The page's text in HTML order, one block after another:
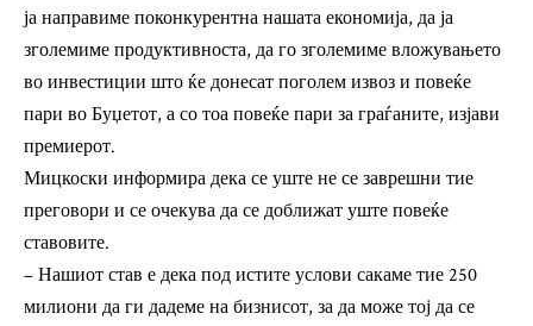
ја направиме поконкурентна нашата економија, да ја
зголемиме продуктивноста, да го зголемиме вложувањето
во инвестиции што ќе донесат поголем извоз и повеќе
пари во Буџетот, а со тоа повеќе пари за граѓаните, изјави
премиерот.
Мицкоски информира дека се уште не се заврешни тие
преговори и се очекува да се доближат уште повеќе
ставовите.
– Нашиот став е дека под истите услови сакаме тие 250
милиони да ги дадеме на бизнисот, за да може тој да се